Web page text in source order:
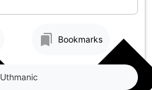
Bookmarks
Uthmanic